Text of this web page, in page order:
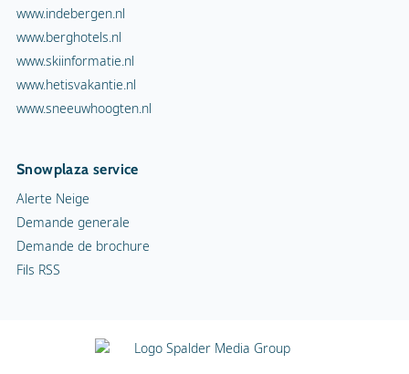
www.indebergen.nl
www.berghotels.nl
www.skiinformatie.nl
www.hetisvakantie.nl
www.sneeuwhoogten.nl
Snowplaza service
Alerte Neige
Demande generale
Demande de brochure
Fils RSS